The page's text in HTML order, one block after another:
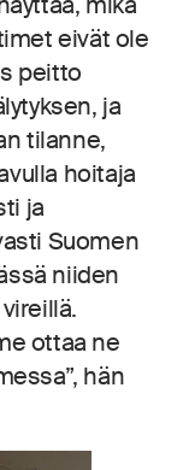
eivät ole
peitto
ja
tilanne,
hoitaja
ja
Suomen
niiden
ottaa ne
hän